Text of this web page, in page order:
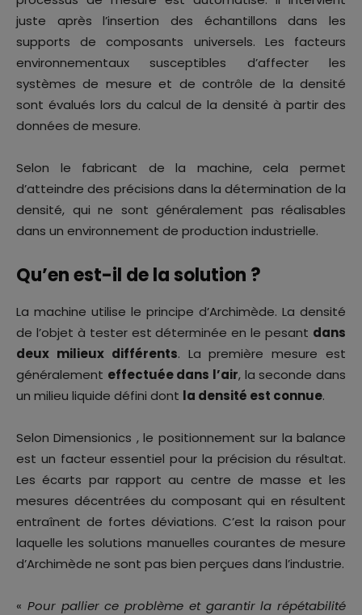
juste après l’insertion des échantillons dans les
supports de composants universels. Les facteurs
environnementaux susceptibles d’affecter les
systèmes de mesure et de contrôle de la densité
sont évalués lors du calcul de la densité à partir des
données de mesure.
Selon le fabricant de la machine, cela permet
d’atteindre des précisions dans la détermination de la
densité, qui ne sont généralement pas réalisables
dans un environnement de production industrielle.
Qu’en est-il de la solution ?
La machine utilise le principe d’Archimède. La densité
de l’objet à tester est déterminée en le pesant dans
deux milieux différents. La première mesure est
généralement effectuée dans l’air, la seconde dans
un milieu liquide défini dont la densité est connue.
Selon Dimensionics , le positionnement sur la balance
est un facteur essentiel pour la précision du résultat.
Les écarts par rapport au centre de masse et les
mesures décentrées du composant qui en résultent
entraînent de fortes déviations. C’est la raison pour
laquelle les solutions manuelles courantes de mesure
d’Archimède ne sont pas bien perçues dans l’industrie.
« Pour pallier ce problème et garantir la répétabilité